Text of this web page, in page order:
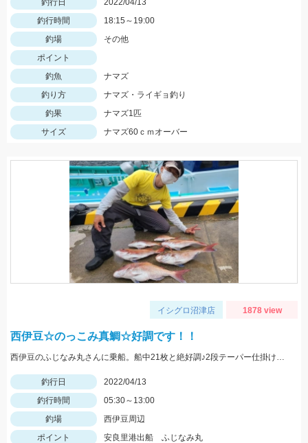
釣行日
2022/04/13
釣行時間
18:15～19:00
釣場
その他
ポイント
釣魚
ナマズ
釣り方
ナマズ・ライギョ釣り
釣果
ナマズ1匹
サイズ
ナマズ60ｃｍオーバー
イシグロ沼津店 1878 view
西伊豆☆のっこみ真鯛☆好調です！！
西伊豆のふじなみ丸さんに乗船。船中21枚と絶好調♪2段テーパー仕掛けが絡みにくくておすすめです！
釣行日
2022/04/13
釣行時間
05:30～13:00
釣場
西伊豆周辺
ポイント
安良里港出船 ふじなみ丸